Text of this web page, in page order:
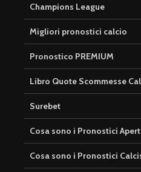
Champions League
Migliori pronostici calcio
Pronostico PREMIUM
Libro Quote Scommesse
Surebet
Cosa sono i Pronostici
Cosa sono i Pronostici